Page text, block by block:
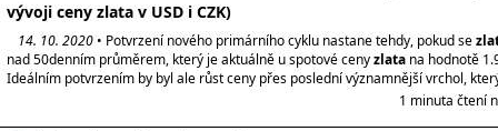
vývoji ceny zlata v USD i CZK)
14. 10. 2020 • Potvrzení nového primárního cyklu nastane tehdy, pokud se
nad 50denním průměrem, který je aktuálně u spotové cenyzlata na hodnotě
Ideálním potvrzením by byl ale růst ceny přes poslední významnější vrchol,
1 minuta čtení